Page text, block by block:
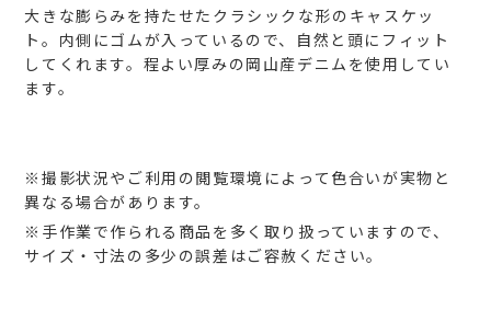
大きな膨らみを持たせたクラシックな形のキャスケッ
ト。内側にゴムが入っているので、自然と頭にフィット
してくれます。程よい厚みの岡山産デニムを使用してい
ます。
※撮影状況やご利用の閲覧環境によって色合いが実物と
異なる場合があります。
※手作業で作られる商品を多く取り扱っていますので、
サイズ・寸法の多少の誤差はご容赦ください。